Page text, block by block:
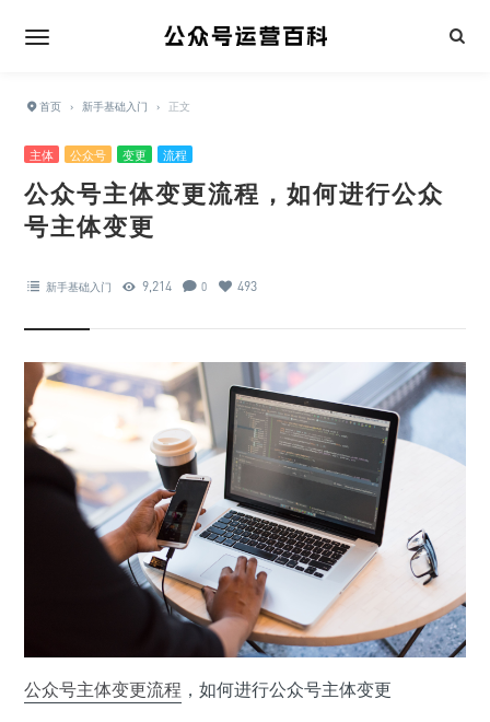
首页 › 新手基础入门 › 正文
主体 公众号 变更 流程
公众号主体变更流程，如何进行公众
号主体变更
新手基础入门 9,214 0 493
公众号主体变更流程 ，如何进行公众号主体变更